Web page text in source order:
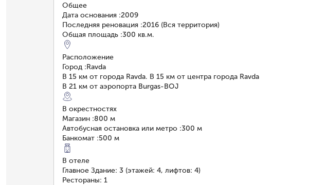
Общее
Дата основания :2009
Последняя реновация :2016 (Вся территория)
Общая площадь :300 кв.м.
Расположение
Город :Ravda
В 15 км от города Ravda. В 15 км от центра города Ravda
В 21 км от аэропорта Burgas-BOJ
В окрестностях
Магазин :800 м
Автобусная остановка или метро :300 м
Банкомат :500 м
В отеле
Главное Здание: 3 (этажей: 4, лифтов: 4)
Рестораны: 1